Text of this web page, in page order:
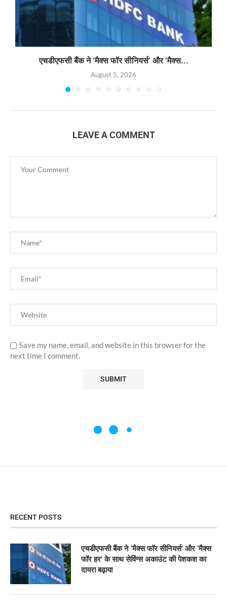
एचडीएफसी बैंक ने ‘मैक्स फॉर सीनियर्स’ और ‘मैक्स...
August 5, 2026
LEAVE A COMMENT
Save my name, email, and website in this browser for the
next time I comment.
RECENT POSTS
एचडीएफसी बैंक ने ‘मैक्स फॉर सीनियर्स’ और ‘मैक्स
फॉर हर’ के साथ सेविंग्स अकाउंट की पेशकश का
दायरा बढ़ाया